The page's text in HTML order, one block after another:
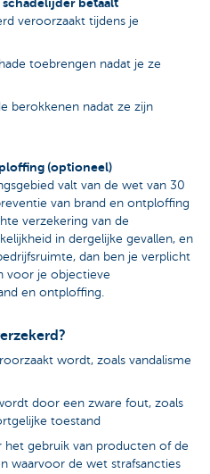
schadelijder betaalt
veroorzaakt tijdens je
toebrengen nadat je ze
berokkenen nadat ze zijn
(optioneel)
valt van de wet van 30
van brand en ontploffing
verzekering van de
in dergelijke gevallen, en
dan ben je verplicht
voor je objectieve
en ontploffing.
wordt, zoals vandalisme
door een zware fout, zoals
toestand
het gebruik van producten of de
waarvoor de wet strafsancties